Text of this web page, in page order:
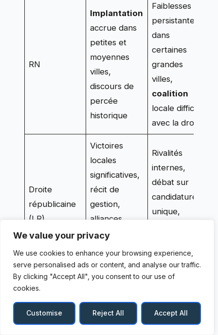
We value your privacy
We use cookies to enhance your browsing experience,
serve personalised ads or content, and analyse our traffic.
By clicking "Accept All", you consent to our use of
cookies.
Customise Reject All Accept All
RN
Implantation
accrue dans
petites et
moyennes
villes,
discours de
percée
historique
Faiblesses
persistantes
dans
certaines
grandes
villes,
coalition
locale difficile
avec la droite
Droite
républicaine
(LR)
Victoires
locales
significatives,
récit de
gestion,
alliances
ponctuelles
centre
Rivalités
internes,
débat sur
candidature
unique,
le sud
Centre
réélections
jugée
opportuniste,